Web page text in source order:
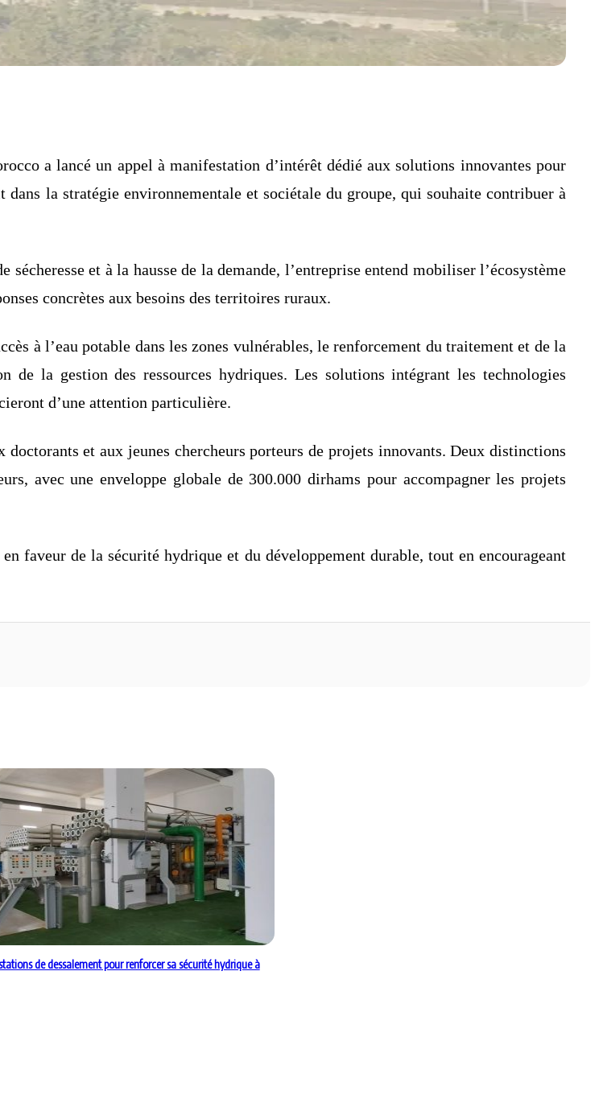
a lancé un appel à manifestation d’intérêt dédié aux solutions innovantes pour
la stratégie environnementale et sociétale du groupe, qui souhaite contribuer à
et à la hausse de la demande, l’entreprise entend mobiliser l’écosystème
concrètes aux besoins des territoires ruraux.
à l’eau potable dans les zones vulnérables, le renforcement du traitement et de la
la gestion des ressources hydriques. Les solutions intégrant les technologies
d’une attention particulière.
et aux jeunes chercheurs porteurs de projets innovants. Deux distinctions
avec une enveloppe globale de 300.000 dirhams pour accompagner les projets
faveur de la sécurité hydrique et du développement durable, tout en encourageant
de dessalement pour renforcer sa sécurité hydrique à